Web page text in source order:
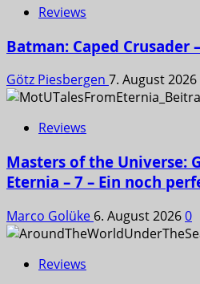
Reviews
Batman: Caped Crusader
Götz Piesbergen 7. August 2026
Reviews
Masters of the Universe:
Eternia – 7 – Ein noch
Marco Golüke 6. August 20260
Reviews